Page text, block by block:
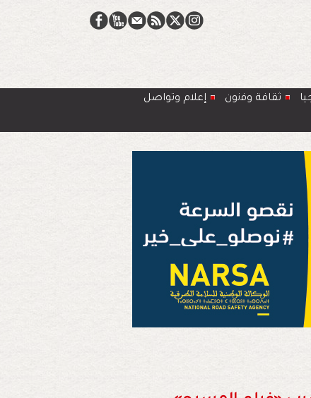
ﺛﻘﺎﻓﺔ وﻓﻧون
إعلام وتواصل